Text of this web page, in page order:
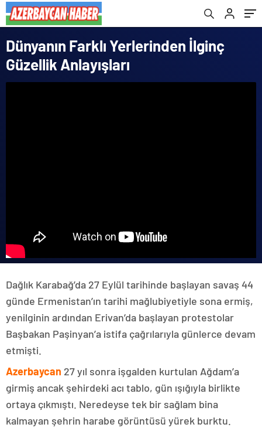
Dünyanın Farklı Yerlerinden İlginç
Güzellik Anlayışları
Dağlık Karabağ’da 27 Eylül tarihinde başlayan savaş 44
günde Ermenistan’ın tarihi mağlubiyetiyle sona ermiş,
yenilginin ardından Erivan’da başlayan protestolar
Başbakan Paşinyan’a istifa çağrılarıyla günlerce devam
etmişti.
Azerbaycan 27 yıl sonra işgalden kurtulan Ağdam’a
girmiş ancak şehirdeki acı tablo, gün ışığıyla birlikte
ortaya çıkmıştı. Neredeyse tek bir sağlam bina
kalmayan şehrin harabe görüntüsü yürek burktu.